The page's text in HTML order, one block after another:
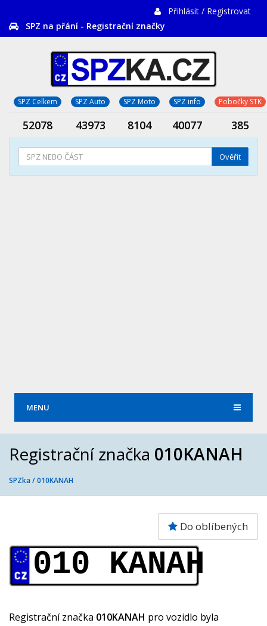
Přihlásit / Registrovat
SPZ na přání - Registrační značky
SPZ Celkem SPZ Auto SPZ Moto SPZ info Pobočky STK
52078 43973 8104 40077 385
Ověřit
MENU
Registrační značka 010KANAH
SPZka /010KANAH
Do oblíbených
010 KANAH
Registrační značka 010KANAH pro vozidlo byla